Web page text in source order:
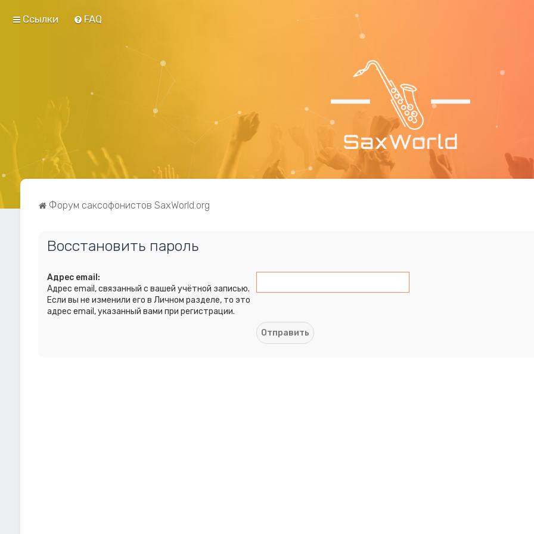
Ссылки FAQ
Форум саксофонистов SaxWorld.org
Восстановить пароль
Адрес email:
Адрес email, связанный с вашей учётной записью.
Если вы не изменили его в Личном разделе, то это
адрес email, указанный вами при регистрации.